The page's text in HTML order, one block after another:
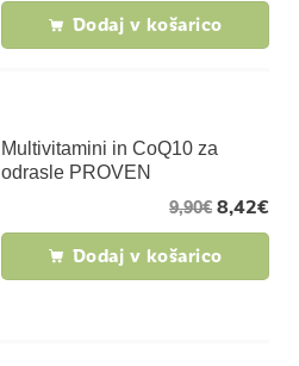
Dodaj v košarico
Multivitamini in CoQ10 za
odrasle PROVEN
8,42€
9,90€
Dodaj v košarico